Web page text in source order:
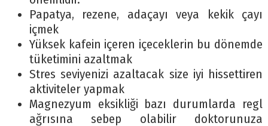
Papatya, rezene, adaçayı veya kekik çayı
içmek
Yüksek kafein içeren içeceklerin bu dönemde
tüketimini azaltmak
Stres seviyenizi azaltacak size iyi hissettiren
aktiviteler yapmak
Magnezyum eksikliği bazı durumlarda regl
ağrısına sebep olabilir doktorunuza